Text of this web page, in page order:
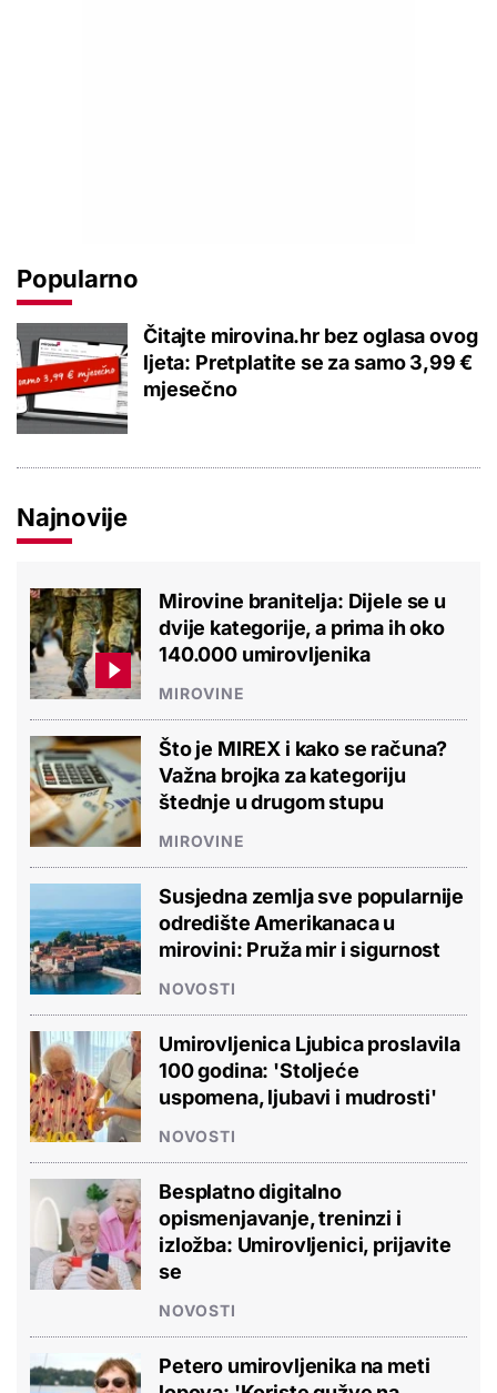
Popularno
Čitajte mirovina.hr bez oglasa ovog
ljeta: Pretplatite se za samo 3,99 €
mjesečno
Najnovije
Mirovine branitelja: Dijele se u
dvije kategorije, a prima ih oko
140.000 umirovljenika
MIROVINE
Što je MIREX i kako se računa?
Važna brojka za kategoriju
štednje u drugom stupu
MIROVINE
Susjedna zemlja sve popularnije
odredište Amerikanaca u
mirovini: Pruža mir i sigurnost
NOVOSTI
Umirovljenica Ljubica proslavila
100 godina: 'Stoljeće
uspomena, ljubavi i mudrosti'
NOVOSTI
Besplatno digitalno
opismenjavanje, treninzi i
izložba: Umirovljenici, prijavite
se
NOVOSTI
Petero umirovljenika na meti